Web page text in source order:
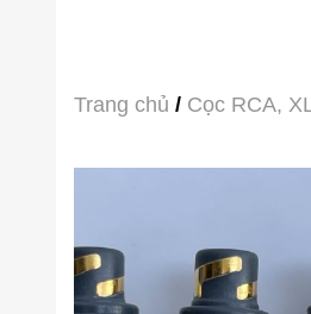
Trang chủ / Cọc RCA,